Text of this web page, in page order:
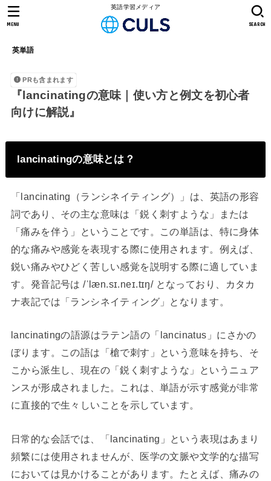
英語学習メディア
英単語
SEARCH
MENU
PRも含まれます
『lancinatingの意味｜使い方と例文を初心者
向けに解説』
lancinatingの意味とは？
「lancinating（ランシネイティング）」は、英語の形容
詞であり、その主な意味は「鋭く刺すような」または
「痛みを伴う」ということです。この単語は、特に身体
的な痛みや感覚を表現する際に使用されます。例えば、
鋭い痛みやひどく苦しい感覚を説明する際に適していま
す。発音記号は /ˈlæn.sɪ.neɪ.tɪŋ/ となっており、カタカ
ナ表記では「ランシネイティング」となります。
lancinatingの語源はラテン語の「lancinatus」にさかの
ぼります。この語は「槍で刺す」という意味を持ち、そ
こから派生し、現在の「鋭く刺すような」というニュア
ンスが形成されました。これは、単語が示す感覚が非常
に直接的で生々しいことを示しています。
日常的な会話では、「lancinating」という表現はあまり
頻繁には使用されませんが、医学の文脈や文学的な描写
においては見かけることがあります。たとえば、痛みの